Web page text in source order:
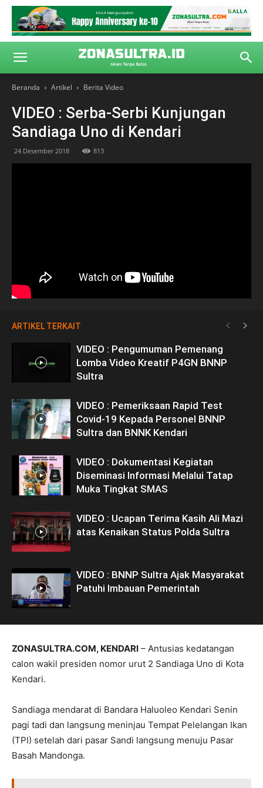
Beranda Artikel Berita Video
VIDEO : Serba-Serbi Kunjungan
Sandiaga Uno di Kendari
24 Desember 2018 813
ARTIKEL TERKAIT
VIDEO : Pengumuman Pemenang
Lomba Video Kreatif P4GN BNNP
Sultra
VIDEO : Pemeriksaan Rapid Test
Covid-19 Kepada Personel BNNP
Sultra dan BNNK Kendari
VIDEO : Dokumentasi Kegiatan
Diseminasi Informasi Melalui Tatap
Muka Tingkat SMAS
VIDEO : Ucapan Terima Kasih Ali Mazi
atas Kenaikan Status Polda Sultra
VIDEO : BNNP Sultra Ajak Masyarakat
Patuhi Imbauan Pemerintah
ZONASULTRA.COM, KENDARI – Antusias kedatangan
calon wakil presiden nomor urut 2 Sandiaga Uno di Kota
Kendari.
Sandiaga mendarat di Bandara Haluoleo Kendari Senin
pagi tadi dan langsung meninjau Tempat Pelelangan Ikan
(TPI) setelah dari pasar Sandi langsung menuju Pasar
Basah Mandonga.